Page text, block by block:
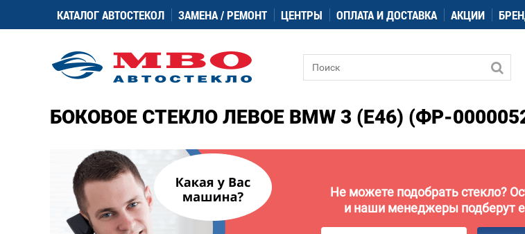
КАТАЛОГ АВТОСТЕКОЛ ЗАМЕНА / РЕМОНТ ЦЕНТРЫ ОПЛАТА И ДОСТАВКА АКЦИИ
БОКОВОЕ СТЕКЛО ЛЕВОЕ BMW 3 (E46) (ФР-
Не можете подобрать стекло?
и наши менеджеры подберут